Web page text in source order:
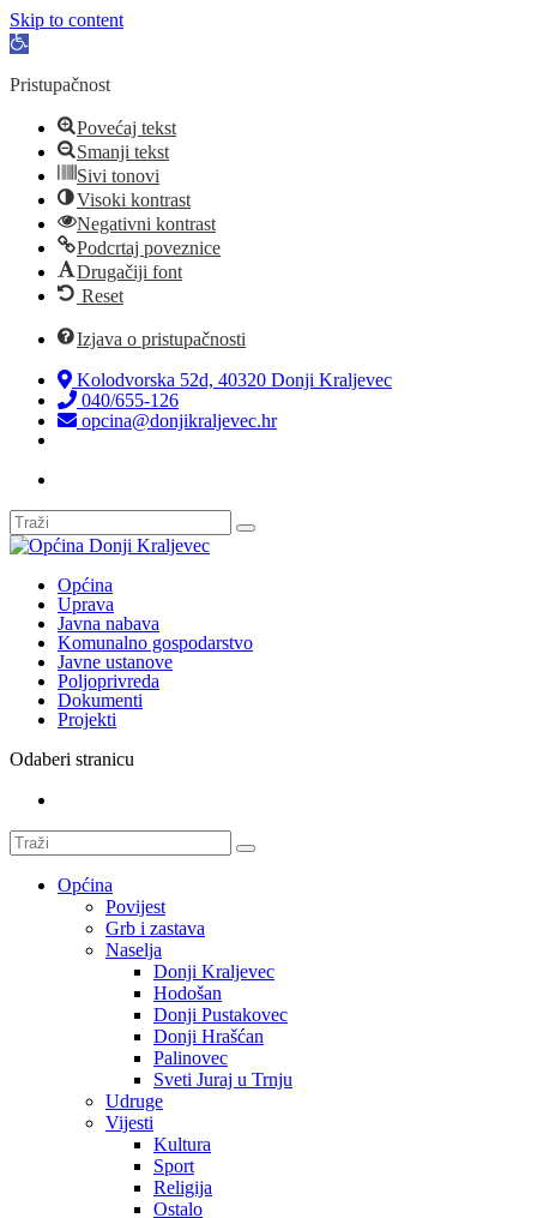
Skip to content
Open
Pristupačnost
Povećaj tekst
Smanji tekst
Sivi tonovi
Visoki kontrast
Negativni kontrast
Podcrtaj poveznice
Drugačiji font
Reset
Izjava o pristupačnosti
Kolodvorska 52d, 40320 Donji Kraljevec
040/655-126
opcina@donjikraljevec.hr
Općina
Uprava
Javna nabava
Komunalno gospodarstvo
Javne ustanove
Poljoprivreda
Dokumenti
Projekti
Odaberi stranicu
Općina
Povijest
Grb i zastava
Naselja
Donji Kraljevec
Hodošan
Donji Pustakovec
Donji Hrašćan
Palinovec
Sveti Juraj u Trnju
Udruge
Vijesti
Kultura
Sport
Religija
Ostalo